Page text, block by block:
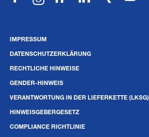
IMPRESSUM
DATENSCHUTZERKLÄRUNG
RECHTLICHE HINWEISE
GENDER-HINWEIS
VERANTWORTUNG IN DER LIEFERKETTE (LKSG)
HINWEISGEBERGESETZ
COMPLIANCE RICHTLINIE